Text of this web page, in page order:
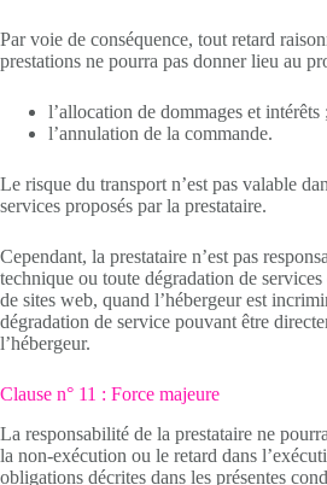
Par voie de conséquence, tout retard
prestations ne pourra pas donner lieu au
l’allocation de dommages et intérêts ;
l’annulation de la commande.
Le risque du transport n’est pas valable
services proposés par la prestataire.
Cependant, la prestataire n’est pas
technique ou toute dégradation de
de sites web, quand l’hébergeur est
dégradation de service pouvant être
l’hébergeur.
Clause n° 11 : Force majeure
La responsabilité de la prestataire ne
la non-exécution ou le retard dans
obligations décrites dans les présentes